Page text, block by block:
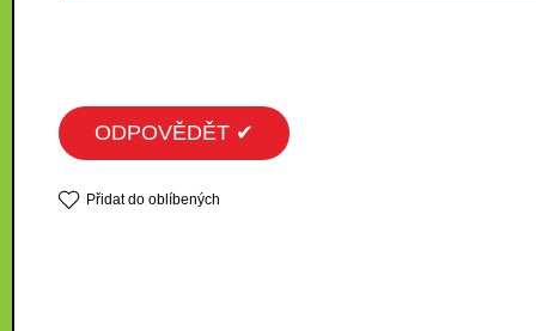
ODPOVĚDĚT ✔
Přidat do oblíbených